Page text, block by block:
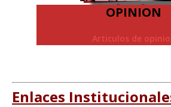
OPINION
Articulos de
Enlaces